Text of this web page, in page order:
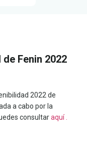
Fenin 2022
2022 de
a cabo por la
consultaraquí .